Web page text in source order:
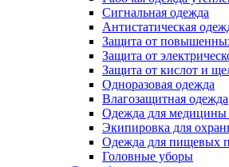
Сигнальная одежда
Антистатическая
Защита от
Защита от
Защита от кислот и
Одноразовая одежда
Влагозащитная одежда
Одежда для медицины
Экипировка для
Одежда для пищевых
Головные уборы